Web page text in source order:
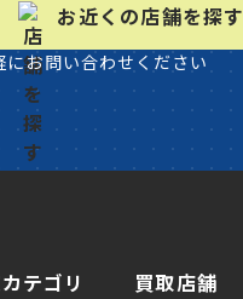
お近くの店舗を探す
お問い合わせください
テゴリ 買取店舗